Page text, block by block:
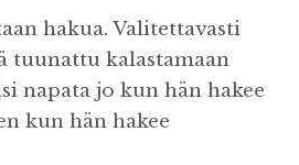
hakua. Valitettavasti
tuunattu kalastamaan
napata jo kun hän hakee
kun hän hakee